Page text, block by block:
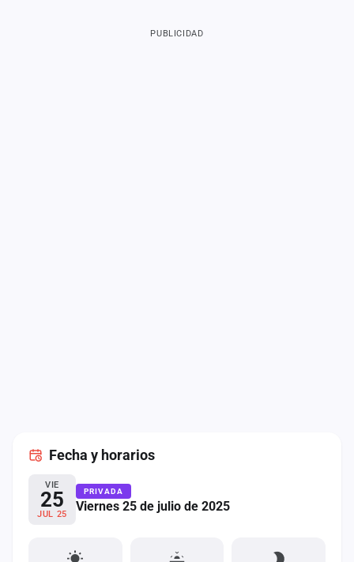
PUBLICIDAD
Fecha y horarios
VIE
25
JUL 25
PRIVADA
Viernes 25 de julio de 2025
Administración
Contacto